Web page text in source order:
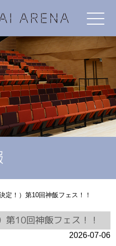
定！）第10回神飯フェス！！
第10回神飯フェス！！
2026-07-06